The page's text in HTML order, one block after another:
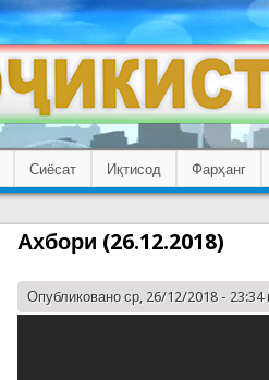
Сиёсат Иқтисод Фарҳанг
Ахбори (26.12.2018)
Опубликовано ср, 26/12/2018 - 23:34